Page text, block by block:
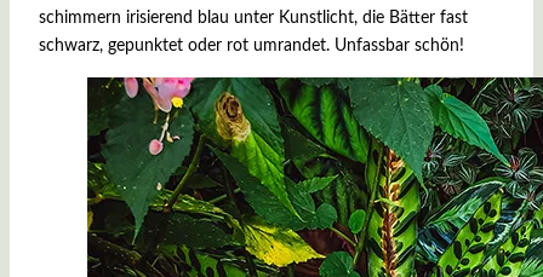
schimmern irisierend blau unter Kunstlicht, die Bätter fast
schwarz, gepunktet oder rot umrandet. Unfassbar schön!